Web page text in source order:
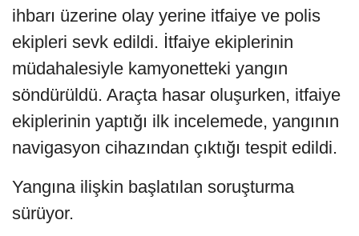
ihbarı üzerine olay yerine itfaiye ve polis
ekipleri sevk edildi. İtfaiye ekiplerinin
müdahalesiyle kamyonetteki yangın
söndürüldü. Araçta hasar oluşurken, itfaiye
ekiplerinin yaptığı ilk incelemede, yangının
navigasyon cihazından çıktığı tespit edildi.
Yangına ilişkin başlatılan soruşturma
sürüyor.